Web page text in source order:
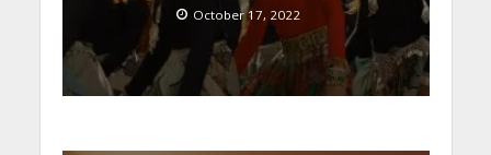
October 17, 2022